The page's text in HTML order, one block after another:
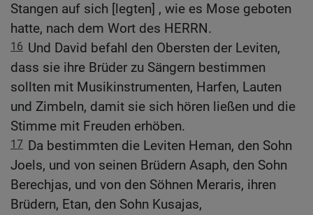
Stangen auf sich [legten] , wie es Mose geboten
hatte, nach dem Wort des HERRN.
16 Und David befahl den Obersten der Leviten,
dass sie ihre Brüder zu Sängern bestimmen
sollten mit Musikinstrumenten, Harfen, Lauten
und Zimbeln, damit sie sich hören ließen und die
Stimme mit Freuden erhöben.
17 Da bestimmten die Leviten Heman, den Sohn
Joels, und von seinen Brüdern Asaph, den Sohn
Berechjas, und von den Söhnen Meraris, ihren
Brüdern, Etan, den Sohn Kusajas,